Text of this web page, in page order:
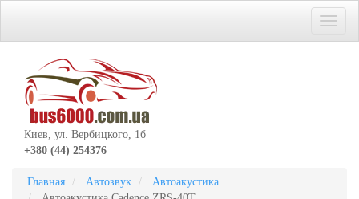
Киев, ул. Вербицкого, 1б
+380 (44) 254376
Главная Автозвук
Автоакустика